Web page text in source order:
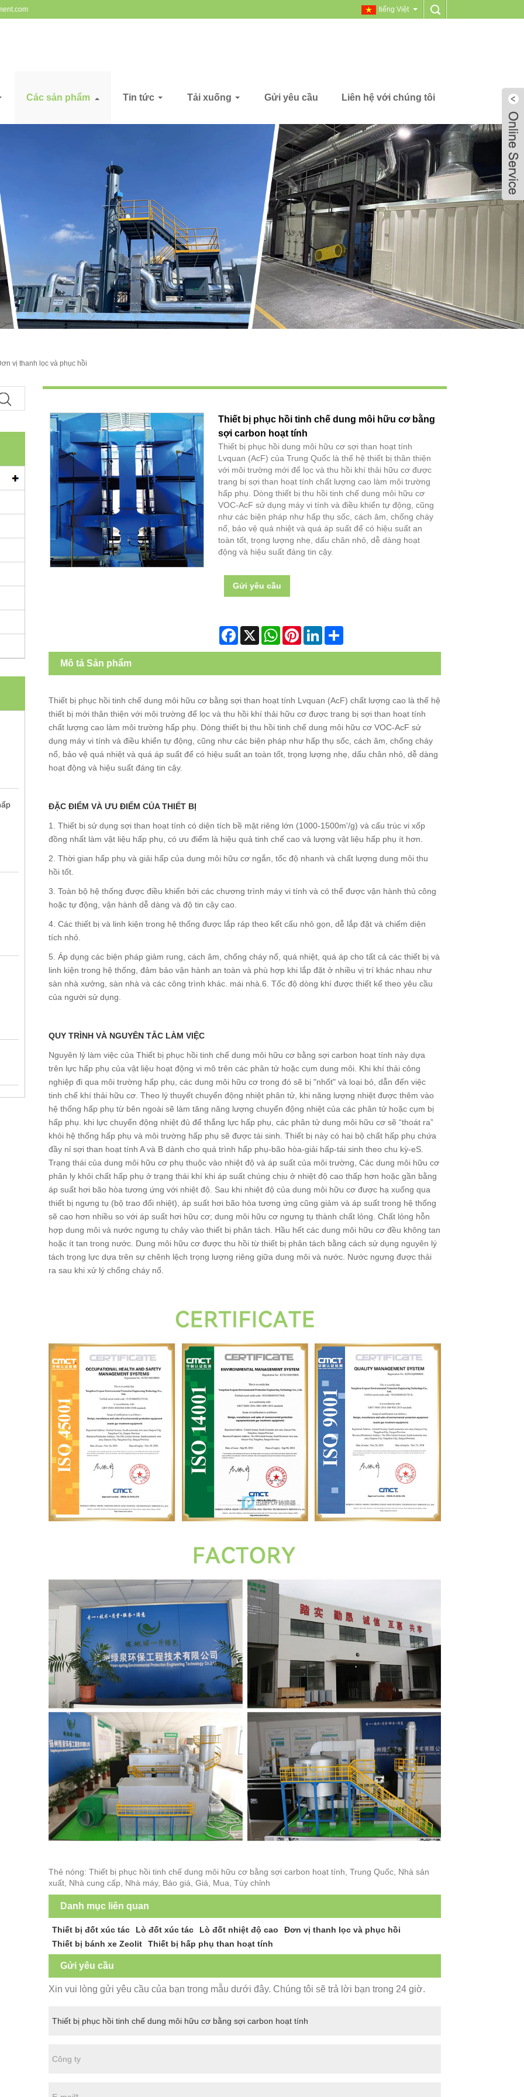
tiếng Việt
Các sản phẩm Tin tức Tải xuống Gửi yêu cầu Liên hệ với chúng tôi
vị thanh lọc và phục hồi
Thiết bị phục hồi tinh chế dung môi hữu cơ bằng
sợi carbon hoạt tính
Thiết bị phục hồi dung môi hữu cơ sợi than hoạt tính
Lvquan (AcF) của Trung Quốc là thế hệ thiết bị thân thiện
với môi trường mới để lọc và thu hồi khí thải hữu cơ được
trang bị sợi than hoạt tính chất lượng cao làm môi trường
hấp phụ. Dòng thiết bị thu hồi tinh chế dung môi hữu cơ
VOC-AcF sử dụng máy vi tính và điều khiển tự động, cũng
như các biện pháp như hấp thụ sốc, cách âm, chống cháy
nổ, bảo vệ quá nhiệt và quá áp suất để có hiệu suất an
toàn tốt, trọng lượng nhẹ, dấu chân nhỏ, dễ dàng hoạt
động và hiệu suất đáng tin cậy.
Gửi yêu cầu
Facebook
X WhatsAppPinterestLinkedIn
Mô tả Sản phẩm
Thiết bị phục hồi tinh chế dung môi hữu cơ bằng sợi than hoạt tính Lvquan (AcF) chất lượng cao là thế hệ
thiết bị mới thân thiện với môi trường để lọc và thu hồi khí thải hữu cơ được trang bị sợi than hoạt tính
chất lượng cao làm môi trường hấp phụ. Dòng thiết bị thu hồi tinh chế dung môi hữu cơ VOC-AcF sử
dụng máy vi tính và điều khiển tự động, cũng như các biện pháp như hấp thụ sốc, cách âm, chống cháy
nổ, bảo vệ quá nhiệt và quá áp suất để có hiệu suất an toàn tốt, trọng lượng nhẹ, dấu chân nhỏ, dễ dàng
hoạt động và hiệu suất đáng tin cậy.
ĐẶC ĐIỂM VÀ ƯU ĐIỂM CỦA THIẾT BỊ
1. Thiết bị sử dụng sợi than hoạt tính có diện tích bề mặt riêng lớn (1000-1500m'/g) và cấu trúc vi xốp
đồng nhất làm vật liệu hấp phụ, có ưu điểm là hiệu quả tinh chế cao và lượng vật liệu hấp phụ ít hơn.
2. Thời gian hấp phụ và giải hấp của dung môi hữu cơ ngắn, tốc độ nhanh và chất lượng dung môi thu
hồi tốt.
3. Toàn bộ hệ thống được điều khiển bởi các chương trình máy vi tính và có thể được vận hành thủ công
hoặc tự động, vận hành dễ dàng và độ tin cậy cao.
4. Các thiết bị và linh kiện trong hệ thống được lắp ráp theo kết cấu nhỏ gọn, dễ lắp đặt và chiếm diện
tích nhỏ.
5. Áp dụng các biện pháp giảm rung, cách âm, chống cháy nổ, quá nhiệt, quá áp cho tất cả các thiết bị và
linh kiện trong hệ thống, đảm bảo vận hành an toàn và phù hợp khi lắp đặt ở nhiều vị trí khác nhau như
sàn nhà xưởng, sàn nhà và các công trình khác. mái nhà.6. Tốc độ dòng khí được thiết kế theo yêu cầu
của người sử dụng.
QUY TRÌNH VÀ NGUYÊN TẮC LÀM VIỆC
Nguyên lý làm việc của Thiết bị phục hồi tinh chế dung môi hữu cơ bằng sợi carbon hoạt tính này dựa
trên lực hấp phụ của vật liệu hoạt động vi mô trên các phân tử hoặc cụm dung môi. Khi khí thải công
nghiệp đi qua môi trường hấp phụ, các dung môi hữu cơ trong đó sẽ bị "nhốt" và loại bỏ, dẫn đến việc
tinh chế khí thải hữu cơ. Theo lý thuyết chuyển động nhiệt phân tử, khi năng lượng nhiệt được thêm vào
hệ thống hấp phụ từ bên ngoài sẽ làm tăng năng lượng chuyển động nhiệt của các phân tử hoặc cụm bị
hấp phụ. khi lực chuyển động nhiệt đủ để thắng lực hấp phụ, các phân tử dung môi hữu cơ sẽ “thoát ra”
khỏi hệ thống hấp phụ và môi trường hấp phụ sẽ được tái sinh. Thiết bị này có hai bộ chất hấp phụ chứa
đầy nỉ sợi than hoạt tính A và B dành cho quá trình hấp phụ-bão hòa-giải hấp-tái sinh theo chu kỳ-eS.
Trạng thái của dung môi hữu cơ phụ thuộc vào nhiệt độ và áp suất của môi trường, Các dung môi hữu cơ
phân ly khỏi chất hấp phụ ở trạng thái khí khi áp suất chúng chịu ở nhiệt độ cao thấp hơn hoặc gần bằng
áp suất hơi bão hòa tương ứng với nhiệt độ. Sau khi nhiệt độ của dung môi hữu cơ được hạ xuống qua
thiết bị ngưng tụ (bộ trao đổi nhiệt), áp suất hơi bão hòa tương ứng cũng giảm và áp suất trong hệ thống
sẽ cao hơn nhiều so với áp suất hơi hữu cơ; dung môi hữu cơ ngưng tụ thành chất lỏng. Chất lỏng hỗn
hợp dung môi và nước ngưng tụ chảy vào thiết bị phân tách. Hầu hết các dung môi hữu cơ đều không tan
hoặc ít tan trong nước. Dung môi hữu cơ được thu hồi từ thiết bị phân tách bằng cách sử dụng nguyên lý
tách trọng lực dựa trên sự chênh lệch trọng lượng riêng giữa dung môi và nước. Nước ngưng được thải
ra sau khi xử lý chống cháy nổ.
Thẻ nóng: Thiết bị phục hồi tinh chế dung môi hữu cơ bằng sợi carbon hoạt tính, Trung Quốc, Nhà sản
xuất, Nhà cung cấp, Nhà máy, Báo giá, Giá, Mua, Tùy chỉnh
Danh mục liên quan
Thiết bị đốt xúc tác Lò đốt xúc tác Lò đốt nhiệt độ cao
Đơn vị thanh lọc và phục hồi
Thiết bị bánh xe Zeolit
Thiết bị hấp phụ than hoạt tính
Gửi yêu cầu
Xin vui lòng gửi yêu cầu của bạn trong mẫu dưới đây. Chúng tôi sẽ trả lời bạn trong 24 giờ.